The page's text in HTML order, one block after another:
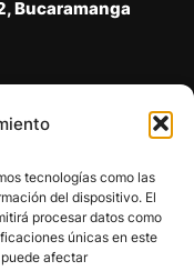
tecnologías como las
del dispositivo. El
procesar datos como
únicas en este
afectar
Bucaramanga